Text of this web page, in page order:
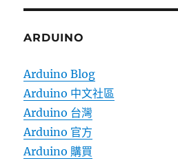
ARDUINO
Arduino Blog
Arduino 中文社區
Arduino 台灣
Arduino 官方
Arduino 購買